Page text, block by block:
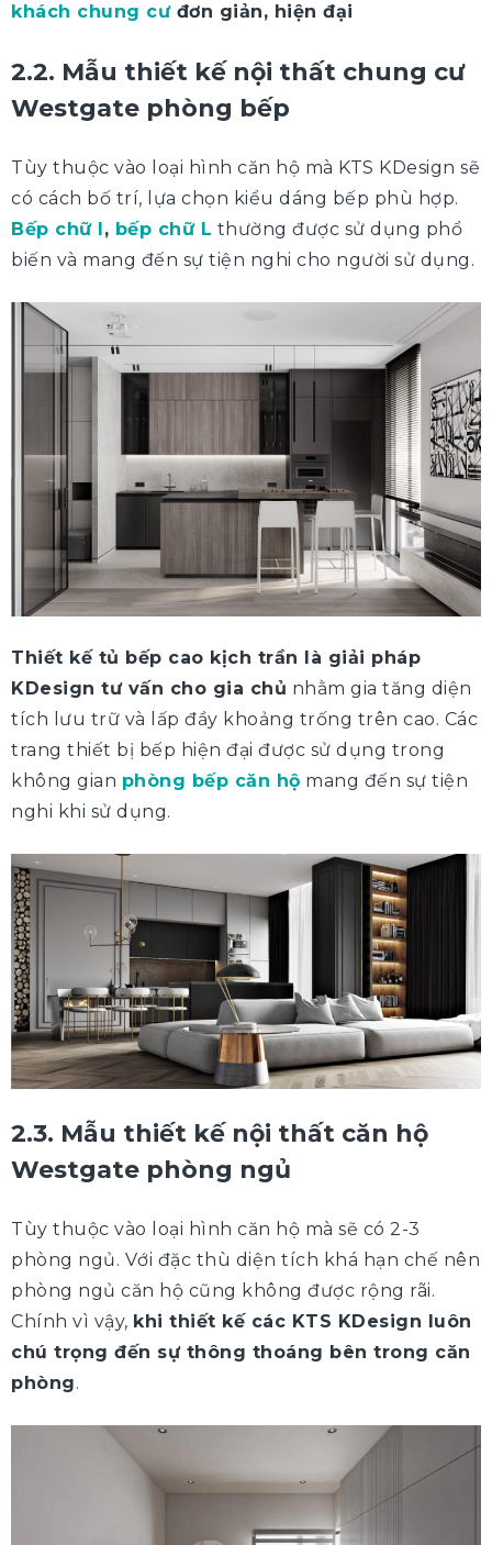
khách chung cưđơn giản, hiện đại
2.2. Mẫu thiết kế nội thất chung cư
Westgate phòng bếp
Tùy thuộc vào loại hình căn hộ mà KTS KDesign sẽ
có cách bố trí, lựa chọn kiểu dáng bếp phù hợp.
Bếp chữ I, bếp chữ L thường được sử dụng phổ
biến và mang đến sự tiện nghi cho người sử dụng.
Thiết kế tủ bếp cao kịch trần là giải pháp
KDesign tư vấn cho gia chủ nhằm gia tăng diện
tích lưu trữ và lấp đầy khoảng trống trên cao. Các
trang thiết bị bếp hiện đại được sử dụng trong
không gian phòng bếp căn hộ mang đến sự tiện
nghi khi sử dụng.
2.3. Mẫu thiết kế nội thất căn hộ
Westgate phòng ngủ
Tùy thuộc vào loại hình căn hộ mà sẽ có 2-3
phòng ngủ. Với đặc thù diện tích khá hạn chế nên
phòng ngủ căn hộ cũng không được rộng rãi.
Chính vì vậy, khi thiết kế các KTS KDesign luôn
chú trọng đến sự thông thoáng bên trong căn
phòng.